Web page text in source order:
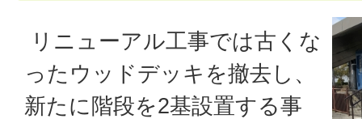
リニューアル工事では古くな
ったウッドデッキを撤去し、
新たに階段を2基設置する事